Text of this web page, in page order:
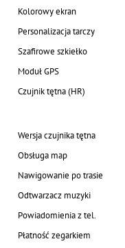
Kolorowy ekran
Personalizacja tarczy
Szafirowe szkiełko
Moduł GPS
Czujnik tętna (HR)
Wersja czujnika tętna
Obsługa map
Nawigowanie po trasie
Odtwarzacz muzyki
Powiadomienia z tel.
Płatność zegarkiem